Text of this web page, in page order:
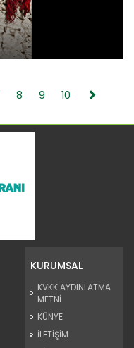
8 9 10
KURUMSAL
KVKK AYDINLATMA
METNİ
KÜNYE
İLETİŞİM